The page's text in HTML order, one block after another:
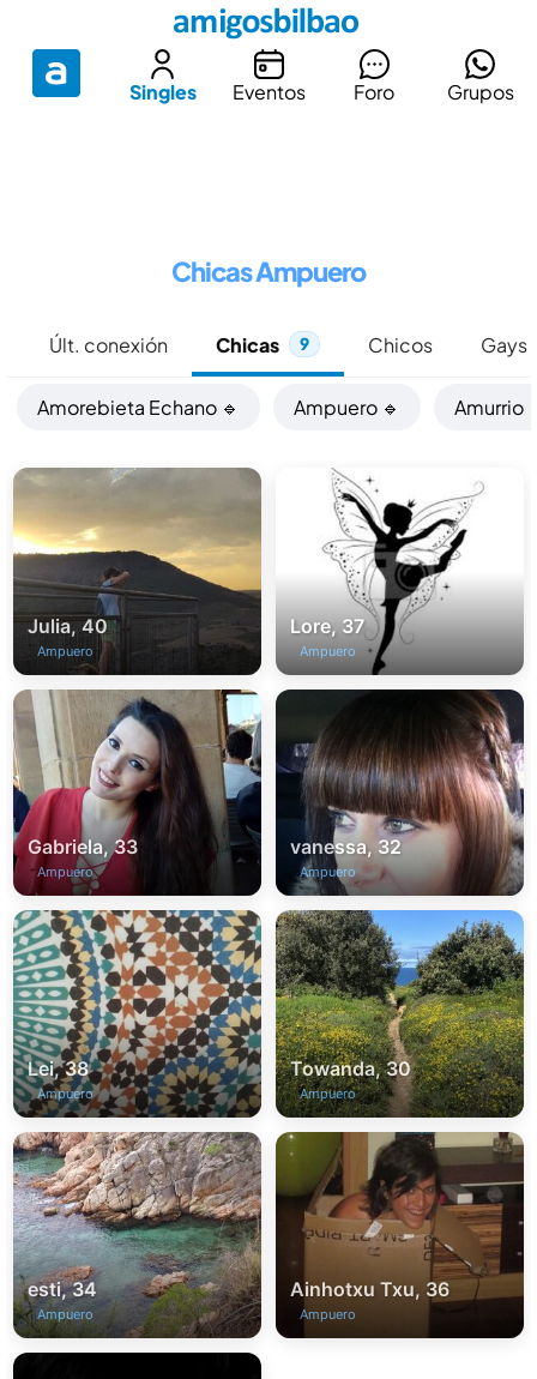
Singles Eventos Foro Grupos
Chicas Ampuero
Últ. conexión Chicas 9 Chicos Gays
Amorebieta Echano 🔹 Ampuero 🔹 Amurrio
Julia, 40
Ampuero
Lore, 37
Ampuero
Gabriela, 33
Ampuero
vanessa, 32
Ampuero
Lei, 38
Ampuero
Towanda, 30
Ampuero
esti, 34
Ampuero
Ainhotxu Txu, 36
Ampuero